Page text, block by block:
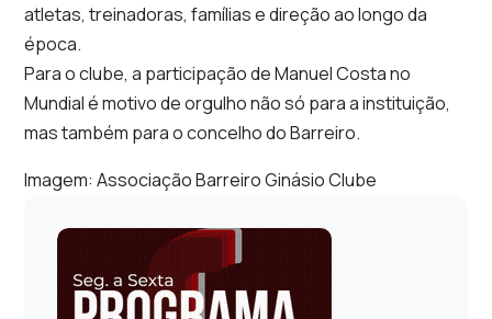
atletas, treinadoras, famílias e direção ao longo da
época.
Para o clube, a participação de Manuel Costa no
Mundial é motivo de orgulho não só para a instituição,
mas também para o concelho do Barreiro.
Imagem: Associação Barreiro Ginásio Clube